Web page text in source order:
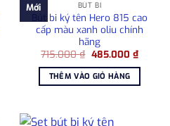
₫.
Mới BÚT BI
Bút bi ký tên Hero 815 cao
cấp màu xanh oliu chính
hãng
715.000₫ Giá
là:
715.000 ₫.
485.000 ₫Giá
hiện
tại
THÊM VÀO GIỎ HÀNG